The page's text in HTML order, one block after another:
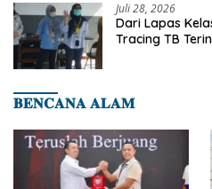
Juli 28, 2026
Dari Lapas
Tracing TB
𝐁𝐄𝐍𝐂𝐀𝐍𝐀 𝐀𝐋𝐀𝐌